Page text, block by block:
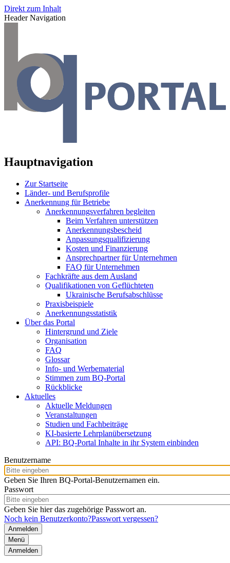
Direkt zum Inhalt
Header Navigation
Hauptnavigation
Zur Startseite
Länder- und Berufsprofile
Anerkennung für Betriebe
Anerkennungsverfahren begleiten
Beim Verfahren unterstützen
Anerkennungsbescheid
Anpassungsqualifizierung
Kosten und Finanzierung
Ansprechpartner für Unternehmen
FAQ für Unternehmen
Fachkräfte aus dem Ausland
Qualifikationen von Geflüchteten
Ukrainische Berufsabschlüsse
Praxisbeispiele
Anerkennungsstatistik
Über das Portal
Hintergrund und Ziele
Organisation
FAQ
Glossar
Info- und Werbematerial
Stimmen zum BQ-Portal
Rückblicke
Aktuelles
Aktuelle Meldungen
Veranstaltungen
Studien und Fachbeiträge
KI-basierte Lehrplanübersetzung
API: BQ-Portal Inhalte in ihr System einbinden
Benutzername
Geben Sie Ihren BQ-Portal-Benutzernamen ein.
Passwort
Geben Sie hier das zugehörige Passwort an.
Noch kein Benutzerkonto?Passwort vergessen?
Menü
Anmelden